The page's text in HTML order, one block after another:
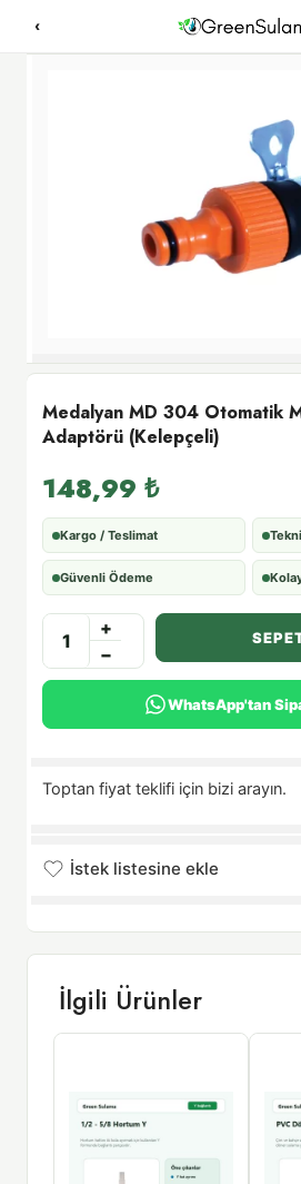
Medalyan MD 304 Otomatik
Adaptörü (Kelepçeli)
148,99 ₺
Kargo / Teslimat
Güvenli Ödeme
+
−
WhatsApp'tan
Toptan fiyat teklifi için bizi arayın.
İstek listesine ekle
İlgili Ürünler
‹